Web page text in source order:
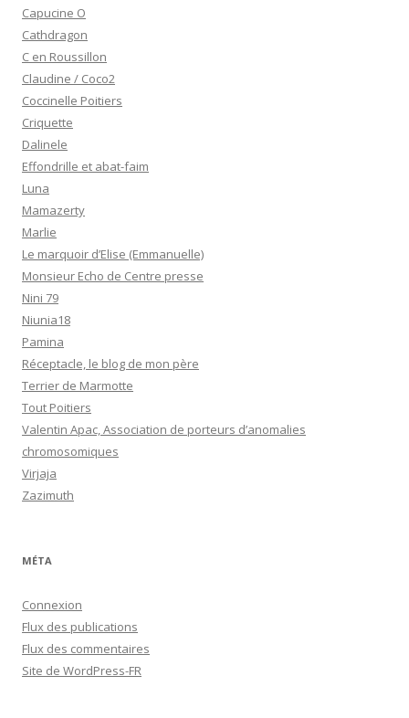
Capucine O
Cathdragon
C en Roussillon
Claudine / Coco2
Coccinelle Poitiers
Criquette
Dalinele
Effondrille et abat-faim
Luna
Mamazerty
Marlie
Le marquoir d’Elise (Emmanuelle)
Monsieur Echo de Centre presse
Nini 79
Niunia18
Pamina
Réceptacle, le blog de mon père
Terrier de Marmotte
Tout Poitiers
Valentin Apac, Association de porteurs d’anomalies
chromosomiques
Virjaja
Zazimuth
MÉTA
Connexion
Flux des publications
Flux des commentaires
Site de WordPress-FR